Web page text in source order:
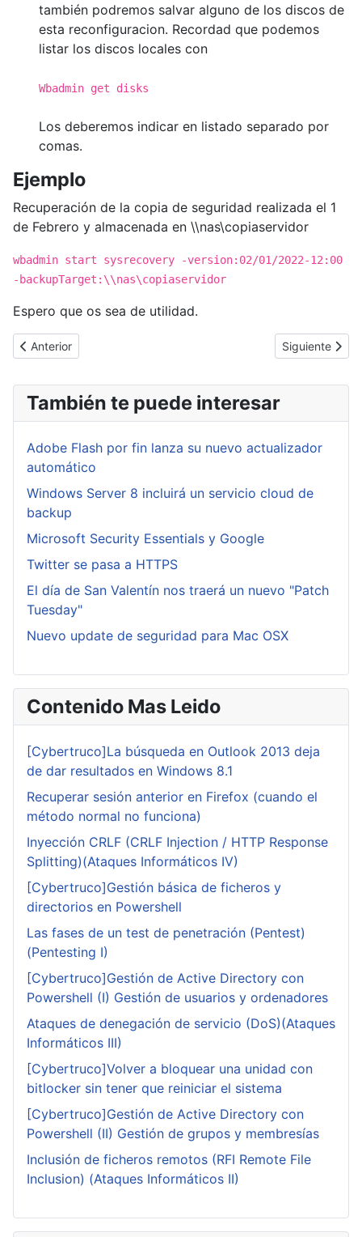
también podremos salvar alguno de los discos de
esta reconfiguracion. Recordad que podemos
listar los discos locales con
Wbadmin get disks
Los deberemos indicar en listado separado por
comas.
Ejemplo
Recuperación de la copia de seguridad realizada el 1
de Febrero y almacenada en \\nas\copiaservidor
wbadmin start sysrecovery -version:02/01/2022-12:00
-backupTarget:\\nas\copiaservidor
Espero que os sea de utilidad.
Artículo anterior: [Cybertruco]Deshabilitar notificaciones de
Anterior Artículo
Siguiente
También te puede interesar
Adobe Flash por fin lanza su nuevo actualizador
automático
Windows Server 8 incluirá un servicio cloud de
backup
Microsoft Security Essentials y Google
Twitter se pasa a HTTPS
El día de San Valentín nos traerá un nuevo "Patch
Tuesday"
Nuevo update de seguridad para Mac OSX
Contenido Mas Leido
[Cybertruco]La búsqueda en Outlook 2013 deja
de dar resultados en Windows 8.1
Recuperar sesión anterior en Firefox (cuando el
método normal no funciona)
Inyección CRLF (CRLF Injection / HTTP Response
Splitting)(Ataques Informáticos IV)
[Cybertruco]Gestión básica de ficheros y
directorios en Powershell
Las fases de un test de penetración (Pentest)
(Pentesting I)
[Cybertruco]Gestión de Active Directory con
Powershell (I) Gestión de usuarios y ordenadores
Ataques de denegación de servicio (DoS)(Ataques
Informáticos III)
[Cybertruco]Volver a bloquear una unidad con
bitlocker sin tener que reiniciar el sistema
[Cybertruco]Gestión de Active Directory con
Powershell (II) Gestión de grupos y membresías
Inclusión de ficheros remotos (RFI Remote File
Inclusion) (Ataques Informáticos II)